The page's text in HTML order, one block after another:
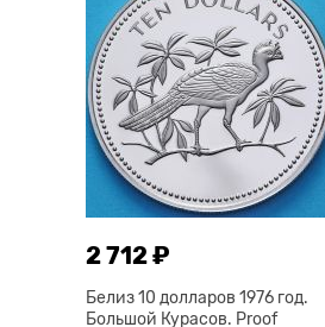
2 712 ₽
Белиз 10 долларов 1976 год.
Большой Курасов. Proof